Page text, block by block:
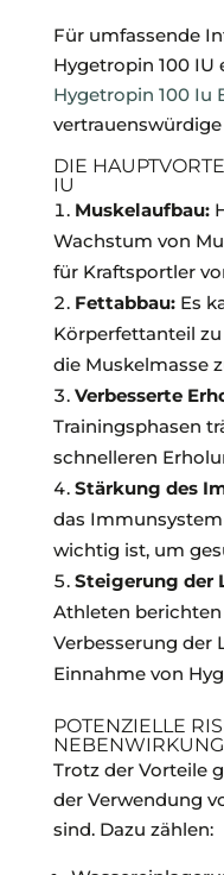
Für umfassende
Hygetropin 100
Hygetropin 100 Iu
DIE
IU
Muskelaufbau:
Wachstum von
für Kraftsportler
Fettabbau:Es
Körperfettanteil
die Muskelmasse
Verbesserte
Trainingsphasen
schnelleren
Stärkung des
das
wichtig ist, um
Steigerung der
Athleten
Verbesserung der
Einnahme von
POTENZIELLE
Trotz der Vorteile
der Verwendung
sind. Dazu zählen: